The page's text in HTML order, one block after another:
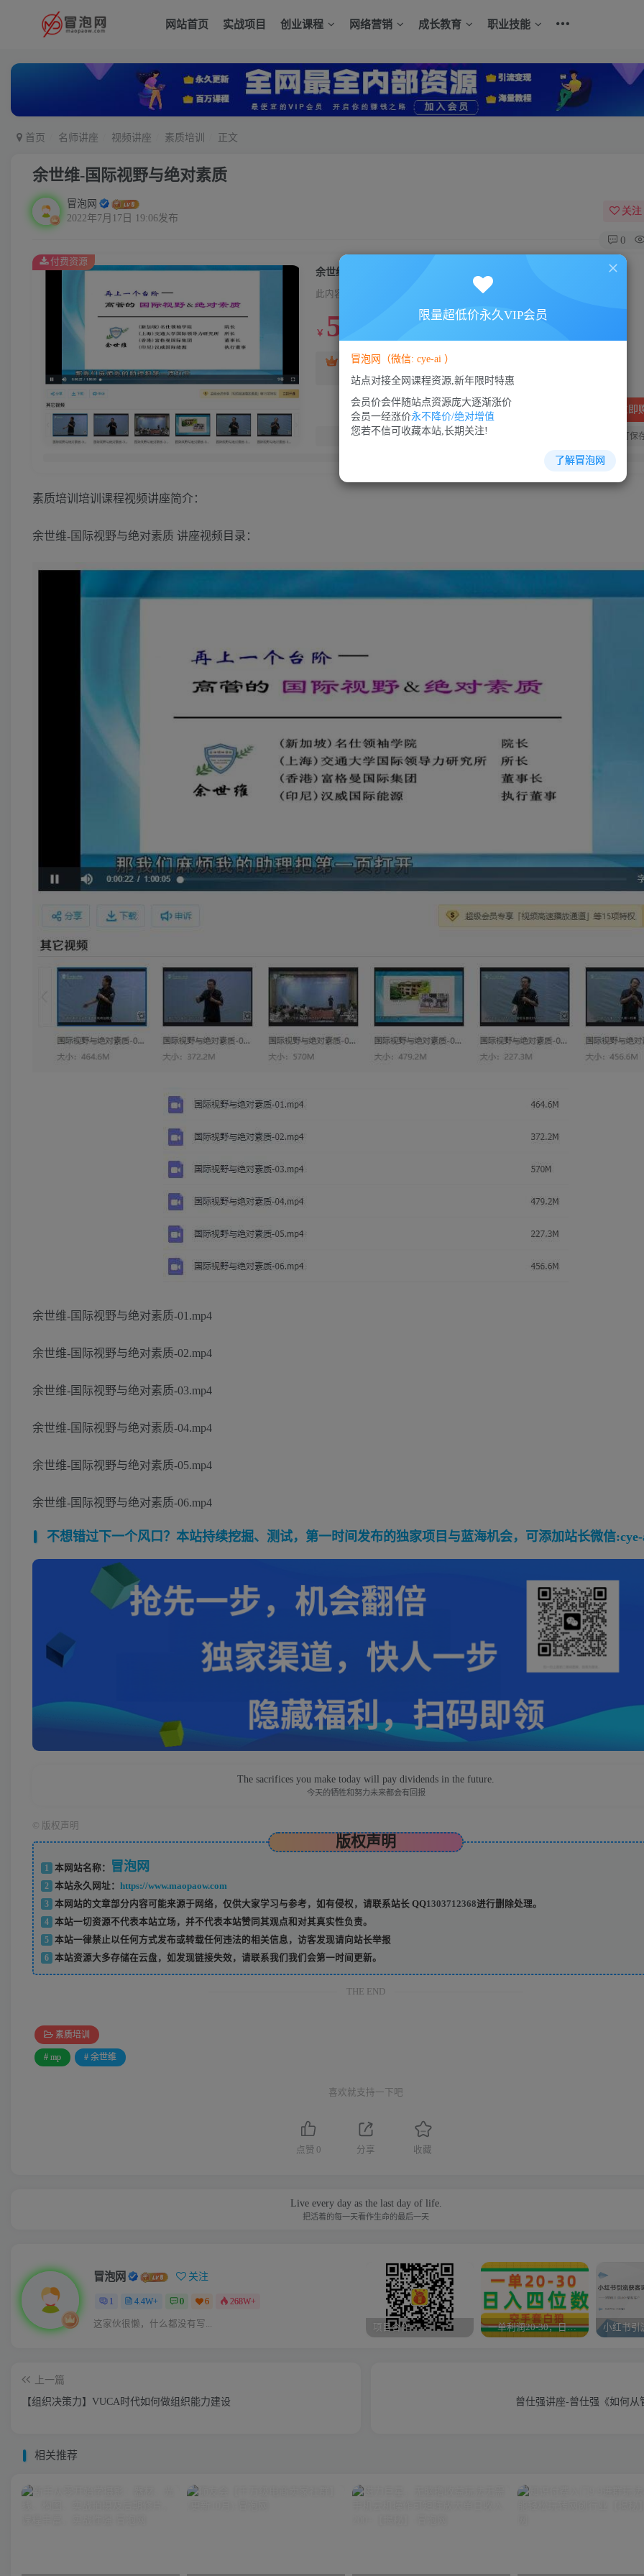
网站首页 实战项目 创业课程 网络营销 成长教育 职业技能
首页 名师讲座 视频讲座 素质培训 正文
余世维-国际视野与绝对素质
冒泡网
2022年7月17日 19:06发布
关注
0
余世维-国际视野与绝对素质
此内容为付费资源，请付费后查看
￥ 5
VIP会员 免费 SVIP会员
免费
立即
您当前未登录！建议登陆后购买，可保
付费资源
素质培训培训课程视频讲座简介：
余世维-国际视野与绝对素质 讲座视频目录：
余世维-国际视野与绝对素质-01.mp4
余世维-国际视野与绝对素质-02.mp4
余世维-国际视野与绝对素质-03.mp4
余世维-国际视野与绝对素质-04.mp4
余世维-国际视野与绝对素质-05.mp4
余世维-国际视野与绝对素质-06.mp4
不想错过下一个风口？本站持续挖掘、测试，第一时间发布的独家项目与蓝海机会，可添加站长微信
The sacrifices you make today will pay dividends in the future.
今天的牺牲和努力未来都会有回报
版权声明
版权声明
1 本网站名称： 冒泡网
2 本站永久网址： https://www.maopaow.com
3
本网站的文章部分内容可能来源于网络，仅供大家学习与参考，如有侵权，请联系站长 QQ1303712368进行删除处理。
4
本站一切资源不代表本站立场，并不代表本站赞同其观点和对其真实性负责。
5
本站一律禁止以任何方式发布或转载任何违法的相关信息，访客发现请向站长举报
6
本站资源大多存储在云盘，如发现链接失效，请联系我们我们会第一时间更新。
THE END
素质培训
# mp # 余世维
喜欢就支持一下吧
点赞 0 分享 收藏
Live every day as the last day of life.
把活着的每一天看作生命的最后一天
冒泡网 关注
1 4.4W+ 0 6 268W+
这家伙很懒，什么都没有写... 项目合作 一单利润20-30，日入四位数，空手套白狼，只要做就能赚，简单无套路
上一篇
【组织决策力】VUCA时代如何做组织能力建设
曾仕强讲座-曾仕强《如何从
相关推荐
限量超低价永久VIP会员
冒泡网（微信: cye-ai ）
站点对接全网课程资源,新年限时特惠
会员价会伴随站点资源庞大逐渐涨价
会员一经涨价永不降价/绝对增值
您若不信可收藏本站,长期关注!
了解冒泡网